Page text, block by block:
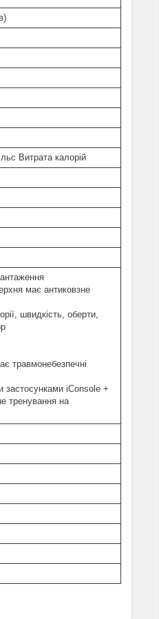
Витрата калорій
має антиковзне
швидкість, оберти,
травмонебезпечні
застосунками iConsole +
тренування на